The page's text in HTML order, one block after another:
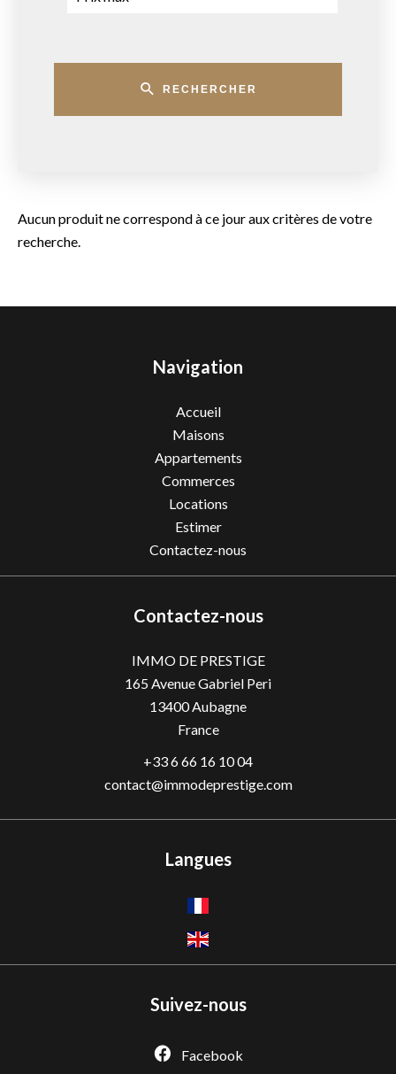
Aucun produit ne correspond à ce jour aux critères de votre
recherche.
RECHERCHER
Navigation
Accueil
Maisons
Appartements
Commerces
Locations
Estimer
Contactez-nous
Contactez-nous
IMMO DE PRESTIGE
165 Avenue Gabriel Peri
13400Aubagne
France
+33 6 66 16 10 04
contact@immodeprestige.com
Langues
Suivez-nous
Facebook